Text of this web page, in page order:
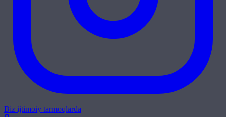
Biz ijtimoiy tarmoqlarda